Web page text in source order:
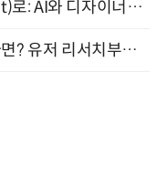
"인터페이스를 넘어 인텐트(intent)로: AI와 디자이너가 함께 만드는 공존의 UX" 강남역 (9/2)
그럴듯하지만 AI가 만든 티가 난다면? 유저 리서치부터 배포까지! (9/15)